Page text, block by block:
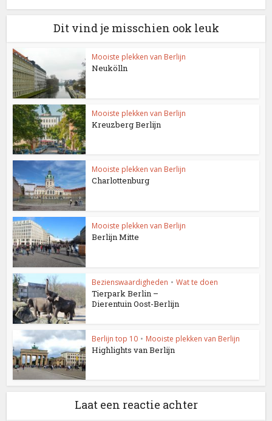
Dit vind je misschien ook leuk
Mooiste plekken van Berlijn
Neukölln
Mooiste plekken van Berlijn
Kreuzberg Berlijn
Mooiste plekken van Berlijn
Charlottenburg
Mooiste plekken van Berlijn
Berlijn Mitte
Bezienswaardigheden • Wat te doen
Tierpark Berlin –
Dierentuin Oost-Berlijn
Berlijn top 10 • Mooiste plekken van Berlijn
Highlights van Berlijn
Laat een reactie achter